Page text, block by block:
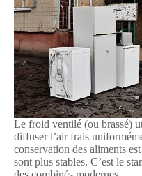
Le froid ventilé (ou brassé)
diffuser l’air frais
conservation des aliments
sont plus stables. C’est le